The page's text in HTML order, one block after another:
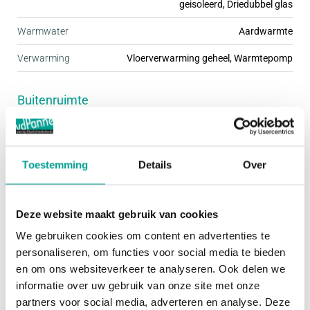
Toestemming Details Over
Deze website maakt gebruik van cookies
We gebruiken cookies om content en advertenties te
personaliseren, om functies voor social media te bieden
en om ons websiteverkeer te analyseren. Ook delen we
informatie over uw gebruik van onze site met onze
partners voor social media, adverteren en analyse. Deze
woningtypen ingericht. Daardoor is er voor
stuk zijn deze woningen fraai afgewerkt met mooie
De kleine woonbuurten hebben een ding met elkaar
gemeen; ze zijn kindvriendelijk én autoluw. Dit
woont, terwijl je de dynamiek van de stad
gemakkelijk kunt opzoeken.
variatie koopwoningen, waarbij geen plattegrond
precies hetzelfde is. Afhankelijk van de grootte van
je gezin of je woonbehoefte, kies je voor een
geisoleerd, Driedubbel glas
Warmwater Aardwarmte
Verwarming Vloerverwarming geheel, Warmtepomp
Buitenruimte
Tuin Achtertuin, Voortuin
Hoofdtuin Achtertuin
Oppervlakte hoofdtuin
Bergruimte
Geen garage
Schuur / Berging VRIJSTAAND_HOUT